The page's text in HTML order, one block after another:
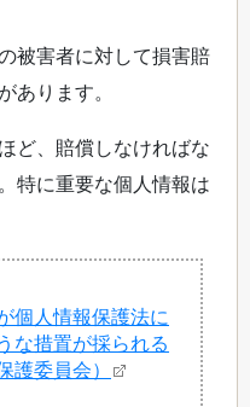
被害者に対して損害賠
あります。
ど、賠償しなければな
特に重要な個人情報は
個人情報保護法に
な措置が採られる
護委員会）